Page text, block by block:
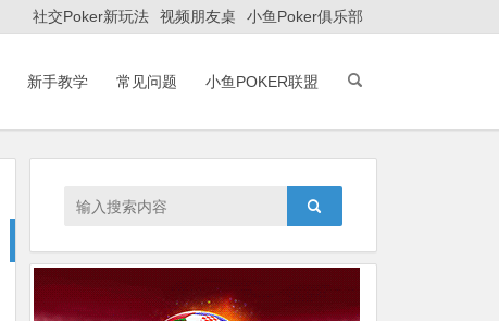
社交Poker新玩法 视频朋友桌 小鱼Poker俱乐部
新手教学 常见问题 小鱼POKER联盟